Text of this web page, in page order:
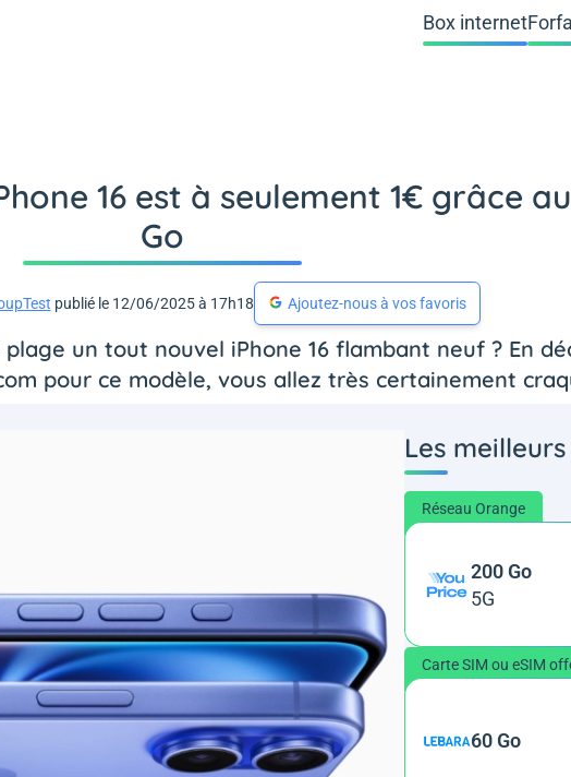
Box internet
16 est à seulement 1€ grâce
Go
publié le 12/06/2025 à 17h18 Ajoutez-nous à vos favoris
un tout nouvel iPhone 16 flambant neuf ? En
pour ce modèle, vous allez très certainement
Les
Réseau Orange
200 Go
5G
Carte SIM ou eSIM
60 Go